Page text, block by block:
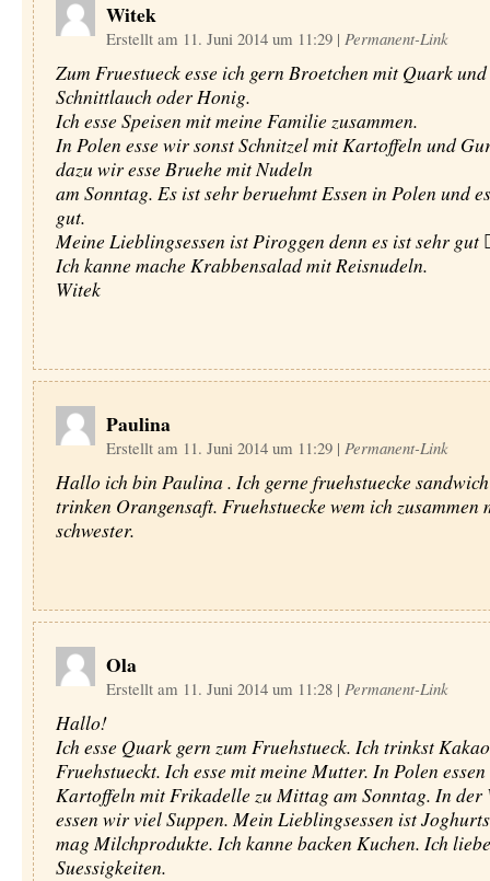
Witek
Erstellt am 11. Juni 2014 um 11:29 | Permanent-Link
Zum Fruestueck esse ich gern Broetchen mit Quark und
Schnittlauch oder Honig.
Ich esse Speisen mit meine Familie zusammen.
In Polen esse wir sonst Schnitzel mit Kartoffeln und
dazu wir esse Bruehe mit Nudeln
am Sonntag. Es ist sehr beruehmt Essen in Polen und
gut.
Meine Lieblingsessen ist Piroggen denn es ist sehr gut
Ich kanne mache Krabbensalad mit Reisnudeln.
Witek
Paulina
Erstellt am 11. Juni 2014 um 11:29 | Permanent-Link
Hallo ich bin Paulina . Ich gerne fruehstuecke
trinken Orangensaft. Fruehstuecke wem ich zusammen
schwester.
Ola
Erstellt am 11. Juni 2014 um 11:28 | Permanent-Link
Hallo!
Ich esse Quark gern zum Fruehstueck. Ich trinkst
Fruehstueckt. Ich esse mit meine Mutter. In Polen
Kartoffeln mit Frikadelle zu Mittag am Sonntag. In der
essen wir viel Suppen. Mein Lieblingsessen ist
mag Milchprodukte. Ich kanne backen Kuchen. Ich liebe
Suessigkeiten.